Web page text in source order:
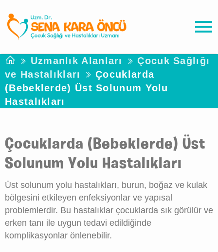
Uzmanlık Alanları
Çocuk Sağlığı
ve Hastalıkları
Çocuklarda
(Bebeklerde) Üst Solunum Yolu
Hastalıkları
Çocuklarda (Bebeklerde) Üst
Solunum Yolu Hastalıkları
Üst solunum yolu hastalıkları, burun, boğaz ve kulak
bölgesini etkileyen enfeksiyonlar ve yapısal
problemlerdir. Bu hastalıklar çocuklarda sık görülür ve
erken tanı ile uygun tedavi edildiğinde
komplikasyonlar önlenebilir.